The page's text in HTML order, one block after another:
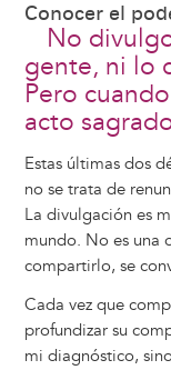
Conocer el
No
gente, ni lo
Pero
acto
Estas últimas dos
no se trata de
La divulgación es
mundo. No es una
compartirlo, se
Cada vez que
profundizar su
mi diagnóstico,